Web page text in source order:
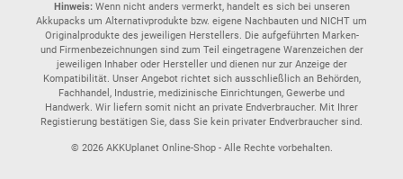
Hinweis:Wenn nicht anders vermerkt, handelt es sich bei unseren
Akkupacks um Alternativprodukte bzw. eigene Nachbauten und NICHT um
Originalprodukte des jeweiligen Herstellers. Die aufgeführten Marken-
und Firmenbezeichnungen sind zum Teil eingetragene Warenzeichen der
jeweiligen Inhaber oder Hersteller und dienen nur zur Anzeige der
Kompatibilität. Unser Angebot richtet sich ausschließlich an Behörden,
Fachhandel, Industrie, medizinische Einrichtungen, Gewerbe und
Handwerk. Wir liefern somit nicht an private Endverbraucher. Mit Ihrer
Registierung bestätigen Sie, dass Sie kein privater Endverbraucher sind.
© 2026 AKKUplanet Online-Shop - Alle Rechte vorbehalten.